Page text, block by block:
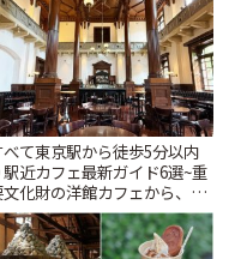
べて東京駅から徒歩5分以内
近カフェ最新ガイド6選~重
化財の洋館カフェから、改
ぐのレトロ喫茶まで~ | こと
ぷ